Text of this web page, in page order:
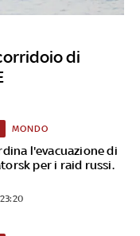
di
l'evacuazione di
per i raid russi.
MONDO